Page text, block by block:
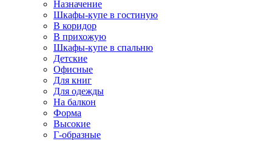
Назначение
Шкафы-купе в гостиную
В коридор
В прихожую
Шкафы-купе в спальню
Детские
Офисные
Для книг
Для одежды
На балкон
Форма
Высокие
Г-образные